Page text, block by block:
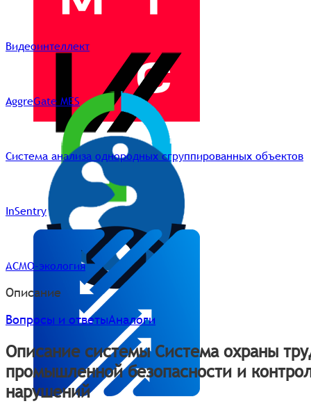
Видеоинтеллект
AggreGate MES
Система анализа однородных сгруппированных объектов
InSentry
АСМО-экология
Описание
Вопросы и ответыАналоги
Описание системы Система охраны
промышленной безопасности и
нарушений